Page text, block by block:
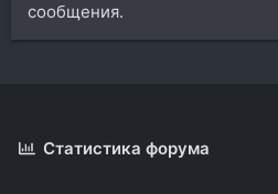
сообщения.
Статистика форума